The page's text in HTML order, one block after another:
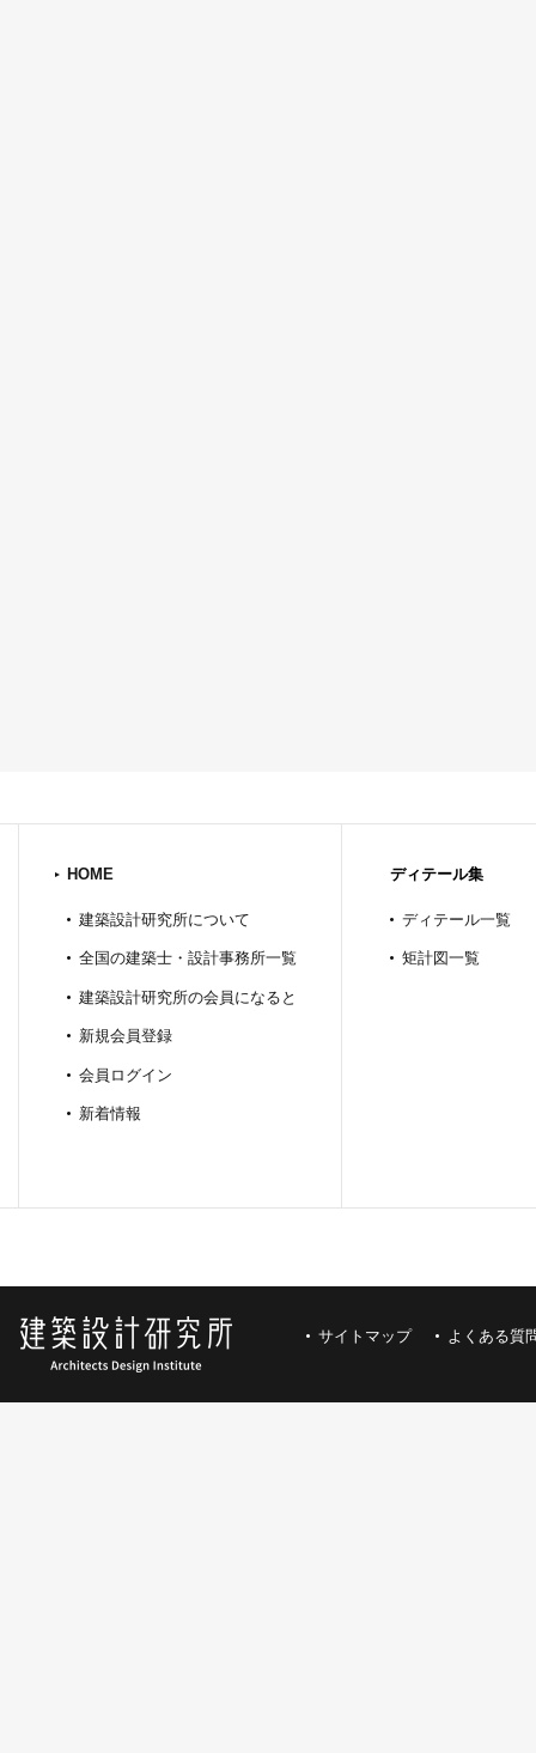
HOME
建築設計研究所について
全国の建築士・設計事務所一覧
建築設計研究所の会員になると
新規会員登録
会員ログイン
新着情報
ディテール集
ディテール一覧
矩計図一覧
サイトマップ よくある質